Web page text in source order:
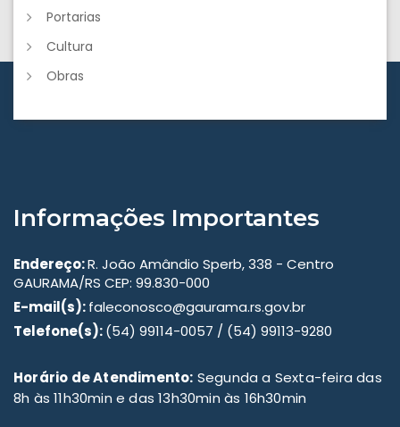
Portarias
Cultura
Obras
Informações Importantes
Endereço:R. João Amândio Sperb, 338 - Centro
GAURAMA/RS CEP: 99.830-000
E-mail(s):faleconosco@gaurama.rs.gov.br
Telefone(s):(54) 99114-0057 / (54) 99113-9280
Horário de Atendimento: Segunda a Sexta-feira das
8h às 11h30min e das 13h30min às 16h30min